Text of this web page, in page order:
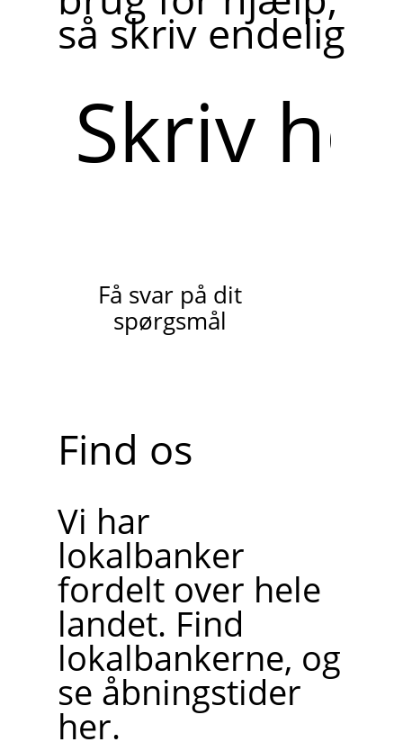
så skriv endelig
her
Få svar på dit
spørgsmål
Find os
Vi har
lokalbanker
fordelt over hele
landet. Find
lokalbankerne, og
se åbningstider
her.